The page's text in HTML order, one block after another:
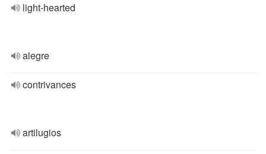
light-hearted
alegre
contrivances
artilugios